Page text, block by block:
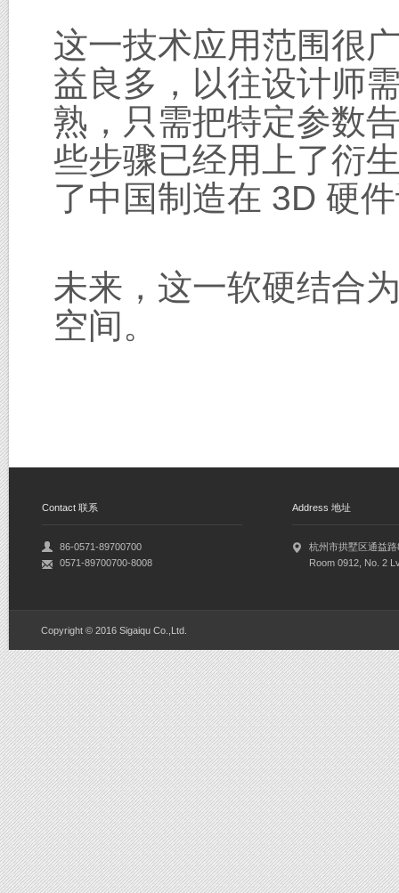
这一技术应用范围很
益良多，以往设计师
熟，只需把特定参数
些步骤已经用上了衍
了中国制造在 3D 硬
未来，这一软硬结合
空间。
Contact 联系
86-0571-89700700
0571-89700700-8008
Address 地址
杭州市拱墅区通益
Room 0912, No. 2
Copyright © 2016 Sigaiqu Co.,Ltd.